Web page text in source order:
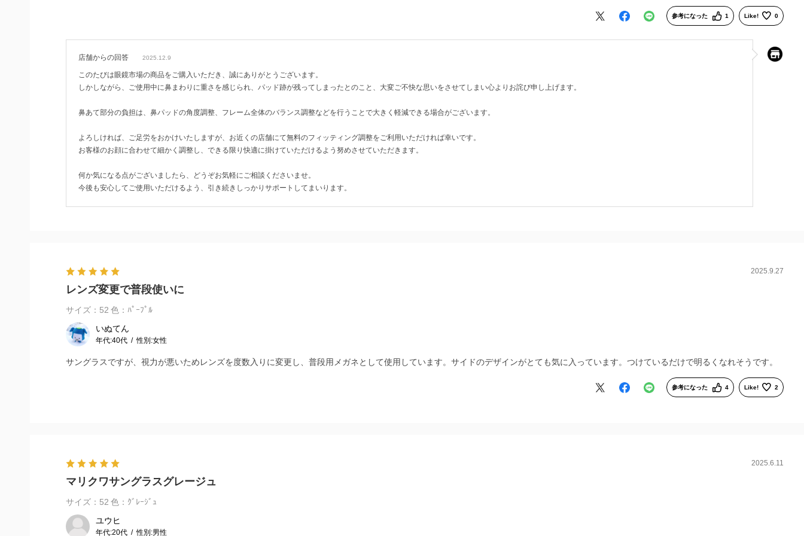
参考になった 1 Like! 0
店舗からの回答 2025.12.9
このたびは眼鏡市場の商品をご購入いただき、誠にありがとうございます。
しかしながら、ご使用中に鼻まわりに重さを感じられ、パッド跡が残ってしまったとのこと、大変ご不快な思いをさせてしまい心よりお詫び申し上げます。
鼻あて部分の負担は、鼻パッドの角度調整、フレーム全体のバランス調整などを行うことで大きく軽減できる場合がございます。
よろしければ、ご足労をおかけいたしますが、お近くの店舗にて無料のフィッティング調整をご利用いただければ幸いです。
お客様のお顔に合わせて細かく調整し、できる限り快適に掛けていただけるよう努めさせていただきます。
何か気になる点がございましたら、どうぞお気軽にご相談くださいませ。
今後も安心してご使用いただけるよう、引き続きしっかりサポートしてまいります。
2025.9.27
レンズ変更で普段使いに
サイズ：52 色：ﾊﾟｰﾌﾟﾙ
いぬてん
年代:40代 性別:女性
サングラスですが、視力が悪いためレンズを度数入りに変更し、普段用メガネとして使用しています。サイドのデザインがとても気に入っています。つけているだけで明るくなれそうです。
参考になった 4 Like! 2
2025.6.11
マリクワサングラスグレージュ
サイズ：52 色：ｸﾞﾚｰｼﾞｭ
ユウヒ
年代:20代 性別:男性